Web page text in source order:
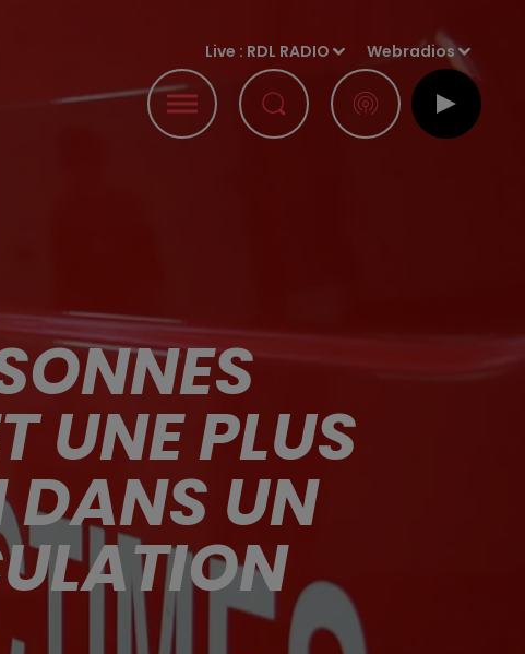
Live : RDL RADIO Webradios
UNE PLUS
DANS UN